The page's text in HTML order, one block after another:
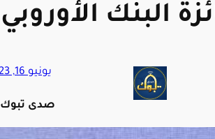
البنك الأوروبي
يونيو 16, 2023
صدى تبوك